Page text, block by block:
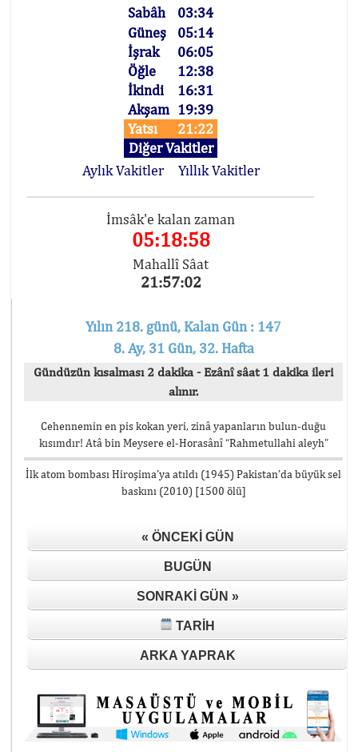
Sabâh
03:34
Güneş
05:14
İşrak
06:05
Öğle
12:38
İkindi
16:31
Akşam 19:39
Yatsı
21:22
Diğer Vakitler
Aylık Vakitler
Yıllık Vakitler
İmsâk'e kalan zaman
05:18:58
Mahallî Sâat
21:57:02
Yılın 218. günü, Kalan Gün : 147
8. Ay, 31 Gün, 32. Hafta
Gündüzün kısalması 2 dakika - Ezânî sâat 1 dakika ileri
alınır.
Cehennemin en pis kokan yeri, zinâ yapanların bulun-duğu
kısımdır! Atâ bin Meysere el-Horasânî “Rahmetullahi aleyh”
İlk atom bombası Hiroşima’ya atıldı (1945) Pakistan’da büyük sel
baskını (2010) [1500 ölü]
« ÖNCEKI GÜN
BUGÜN
SONRAKI GÜN »
TARIH
ARKA YAPRAK